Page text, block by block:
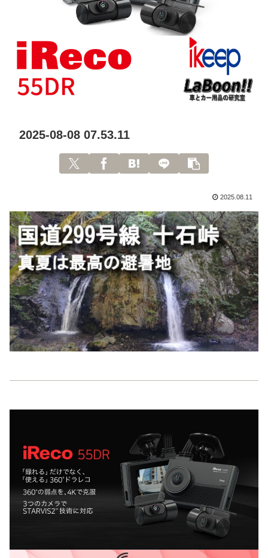
2025-08-08 07.53.11
2025.08.11